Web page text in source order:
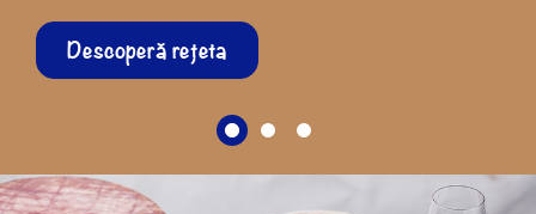
Descoperă rețeta